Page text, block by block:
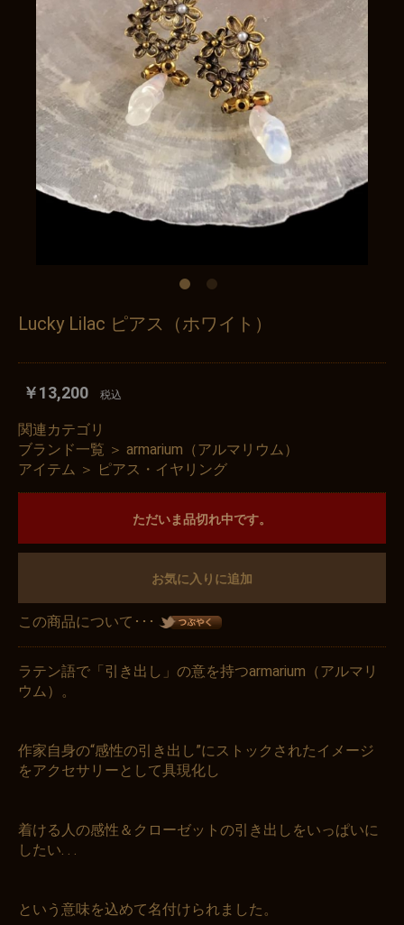
Lucky Lilac ピアス（ホワイト）
￥13,200 税込
関連カテゴリ
ブランド一覧 ＞ armarium（アルマリウム）
アイテム ＞ ピアス・イヤリング
ただいま品切れ中です。
お気に入りに追加
この商品について･･･
ラテン語で「引き出し」の意を持つarmarium（アルマリ
ウム）。
作家自身の“感性の引き出し”にストックされたイメージ
をアクセサリーとして具現化し
着ける人の感性＆クローゼットの引き出しをいっぱいに
したい. . .
という意味を込めて名付けられました。